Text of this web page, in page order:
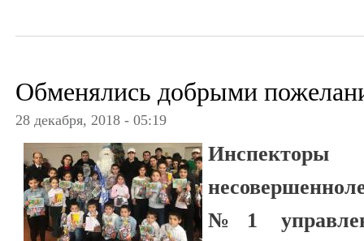
Обменялись добрыми
28 декабря, 2018 - 05:19
№1